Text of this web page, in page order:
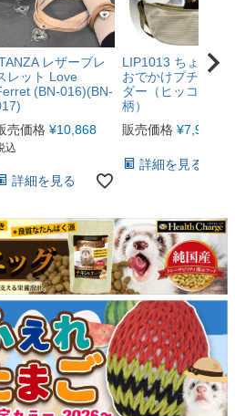
レザーブレ
レット Love
(BN-016)(BN-
売価格 ¥10,868
込
詳細を見る
LIP1013 ちょこっ
おでかけプチショ
ダー（ヒッコリー
柄）
販売価格 ¥7,920
詳細を見る